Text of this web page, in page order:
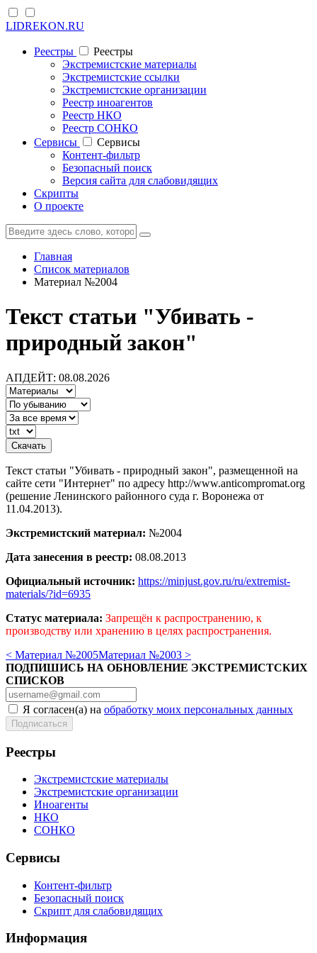
LIDREKON.RU
Реестры
Реестры
Экстремистские материалы
Экстремистские ссылки
Экстремистские организации
Реестр иноагентов
Реестр НКО
Реестр СОНКО
Cервисы
Cервисы
Контент-фильтр
Безопасный поиск
Версия сайта для слабовидящих
Скрипты
О проекте
Главная
Список материалов
Материал №2004
Текст статьи "Убивать -
природный закон"
АПДЕЙТ: 08.08.2026
Текст статьи "Убивать - природный закон", размещенной на
сайте сети "Интернет" по адресу http://www.anticompromat.org
(решение Ленинского районного суда г. Воронежа от
11.04.2013).
Экстремистский материал: №2004
Дата занесения в реестр: 08.08.2013
Официальный источник: https://minjust.gov.ru/ru/extremist-
materials/?id=6935
Статус материала: Запрещён к распространению, к
производству или хранению в целях распространения.
< Материал №2005Материал №2003 >
ПОДПИШИСЬ НА ОБНОВЛЕНИЕ ЭКСТРЕМИСТСКИХ
СПИСКОВ
Я согласен(а) на обработку моих персональных данных
Реестры
Экстремистские материалы
Экстремистские организации
Иноагенты
НКО
СОНКО
Сервисы
Контент-фильтр
Безопасный поиск
Скрипт для слабовидящих
Информация